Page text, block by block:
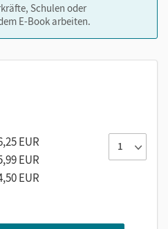
Schulen oder
E-Book arbeiten.
EUR
EUR
EUR